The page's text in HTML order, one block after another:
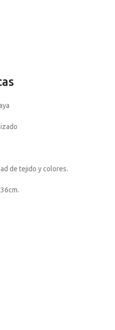
de tejido y colores.